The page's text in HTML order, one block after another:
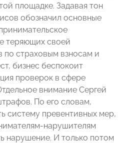
площадке. Задавая тон
обозначил основные
теряющих своей
по страховым взносам и
бизнес беспокоит
проверок в сфере
внимание Сергей
По его словам,
систему превентивных мер,
нарушителям
нарушение. И только потом